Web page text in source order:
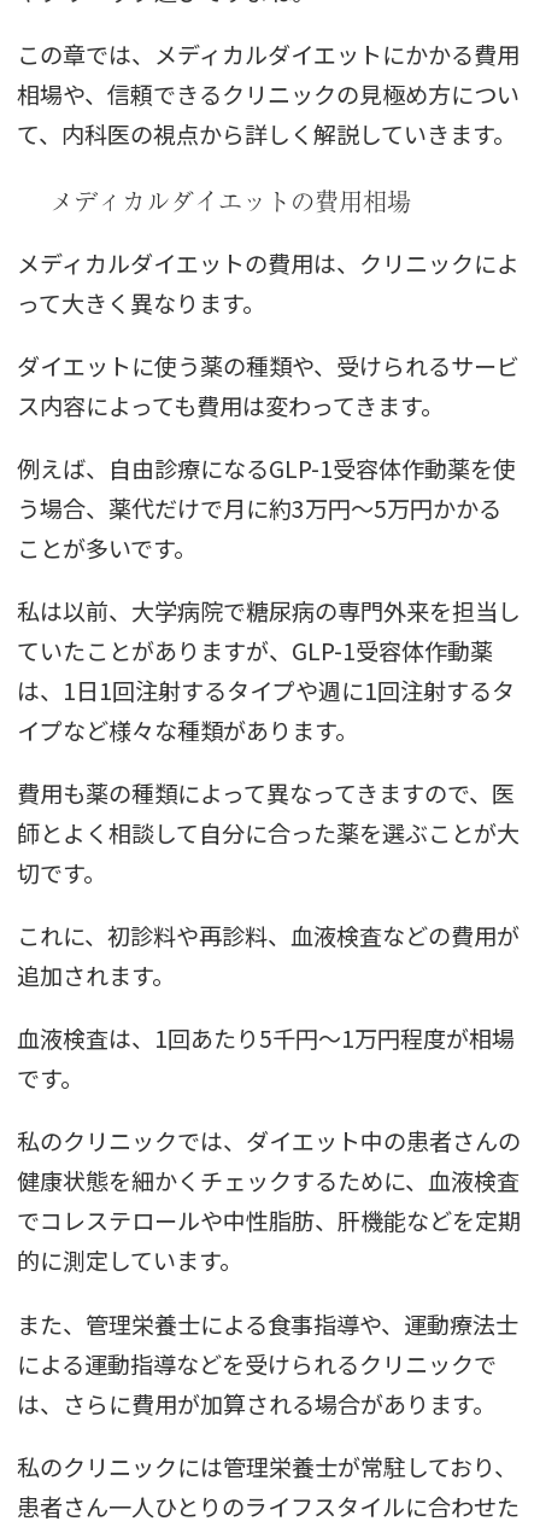
この章では、メディカルダイエットにかかる費用
相場や、信頼できるクリニックの見極め方につい
て、内科医の視点から詳しく解説していきます。
メディカルダイエットの費用相場
メディカルダイエットの費用は、クリニックによ
って大きく異なります。
ダイエットに使う薬の種類や、受けられるサービ
ス内容によっても費用は変わってきます。
例えば、自由診療になるGLP-1受容体作動薬を使
う場合、薬代だけで月に約3万円〜5万円かかる
ことが多いです。
私は以前、大学病院で糖尿病の専門外来を担当し
ていたことがありますが、GLP-1受容体作動薬
は、1日1回注射するタイプや週に1回注射するタ
イプなど様々な種類があります。
費用も薬の種類によって異なってきますので、医
師とよく相談して自分に合った薬を選ぶことが大
切です。
これに、初診料や再診料、血液検査などの費用が
追加されます。
血液検査は、1回あたり5千円〜1万円程度が相場
です。
私のクリニックでは、ダイエット中の患者さんの
健康状態を細かくチェックするために、血液検査
でコレステロールや中性脂肪、肝機能などを定期
的に測定しています。
また、管理栄養士による食事指導や、運動療法士
による運動指導などを受けられるクリニックで
は、さらに費用が加算される場合があります。
私のクリニックには管理栄養士が常駐しており、
患者さん一人ひとりのライフスタイルに合わせた